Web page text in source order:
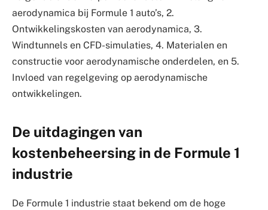
aerodynamica bij Formule 1 auto’s, 2.
Ontwikkelingskosten van aerodynamica, 3.
Windtunnels en CFD-simulaties, 4. Materialen en
constructie voor aerodynamische onderdelen, en 5.
Invloed van regelgeving op aerodynamische
ontwikkelingen.
De uitdagingen van
kostenbeheersing in de Formule 1
industrie
De Formule 1 industrie staat bekend om de hoge